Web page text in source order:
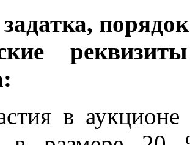
в аукционе